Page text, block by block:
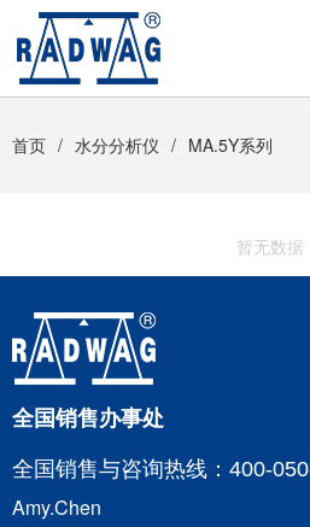
首页 水分分析仪 MA.5Y系列
暂无数据
全国销售办事处
全国销售与咨询热线：400-
Amy.Chen